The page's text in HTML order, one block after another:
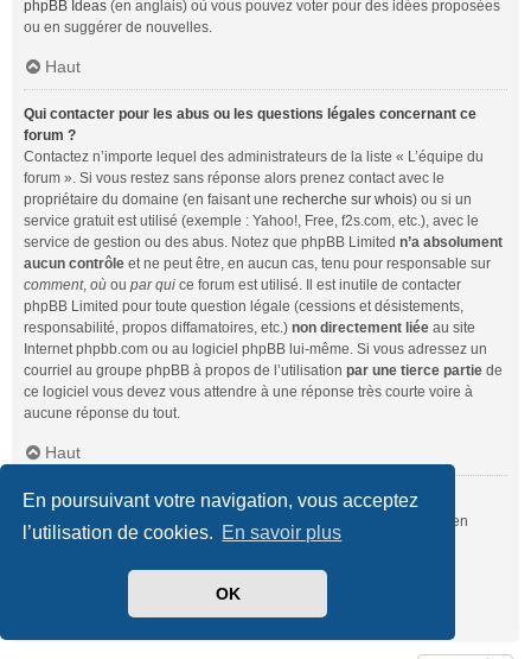
En poursuivant votre navigation, vous acceptez
l’utilisation de cookies. En savoir plus
OK
phpBB Ideas (en anglais) où vous pouvez voter pour des idées proposées
ou en suggérer de nouvelles.
Haut
Qui contacter pour les abus ou les questions légales concernant ce
forum ?
Contactez n’importe lequel des administrateurs de la liste « L’équipe du
forum ». Si vous restez sans réponse alors prenez contact avec le
propriétaire du domaine (en faisant une recherche sur whois) ou si un
service gratuit est utilisé (exemple : Yahoo!, Free, f2s.com, etc.), avec le
service de gestion ou des abus. Notez que phpBB Limited n’a absolument
aucun contrôle et ne peut être, en aucun cas, tenu pour responsable sur
comment, où ou par qui ce forum est utilisé. Il est inutile de contacter
phpBB Limited pour toute question légale (cessions et désistements,
responsabilité, propos diffamatoires, etc.) non directement liée au site
Internet phpbb.com ou au logiciel phpBB lui-même. Si vous adressez un
courriel au groupe phpBB à propos de l’utilisation par une tierce partie de
ce logiciel vous devez vous attendre à une réponse très courte voire à
aucune réponse du tout.
Haut
Comment puis-je contacter un administrateur du forum ?
Pour l’ensemble des utilisateurs du forum, vous pouvez utiliser le lien
« Nous contacter », si ce dernier a été activé par un administrateur.